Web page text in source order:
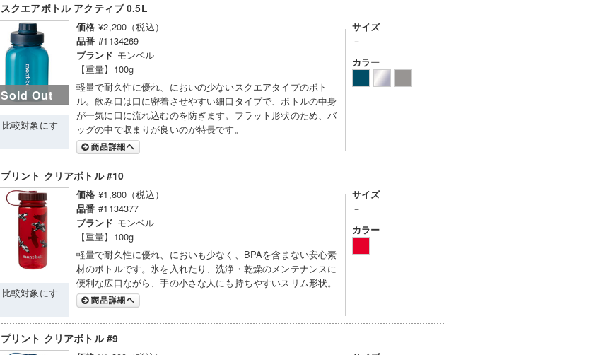
スクエアボトル アクティブ 0.5L
Sold Out
比較対象にす
価格 ¥2,200（税込）
品番 #1134269
ブランド モンベル
【重量】100g
軽量で耐久性に優れ、においの少ないスクエアタイプのボト
ル。飲み口は口に密着させやすい細口タイプで、ボトルの中身
が一気に口に流れ込むのを防ぎます。フラット形状のため、バ
ッグの中で収まりが良いのが特長です。
サイズ
－
カラー
プリント クリアボトル #10
比較対象にす
価格 ¥1,800（税込）
品番 #1134377
ブランド モンベル
【重量】100g
軽量で耐久性に優れ、においも少なく、BPAを含まない安心素
材のボトルです。氷を入れたり、洗浄・乾燥のメンテナンスに
便利な広口ながら、手の小さな人にも持ちやすいスリム形状。
サイズ
－
カラー
プリント クリアボトル #9